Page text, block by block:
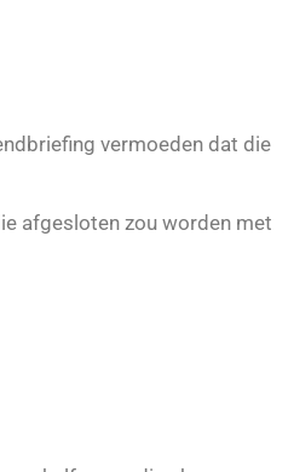
vermoeden dat die
afgesloten zou worden met